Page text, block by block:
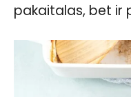
pakaitalas, bet ir